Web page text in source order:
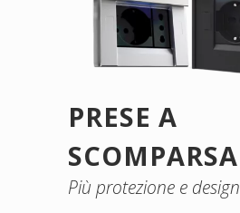
PRESE A
SCOMPARSA
Più protezione e design